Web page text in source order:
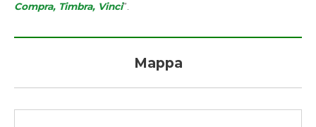
Compra, Timbra, Vinci”.
Mappa